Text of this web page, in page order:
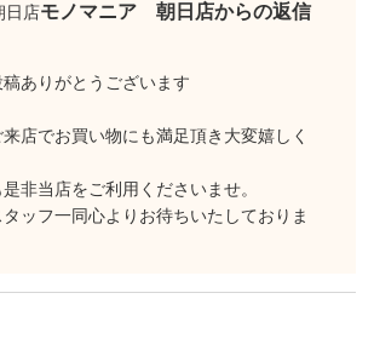
モノマニア 朝日店からの返信
ありがとうございます
店でお買い物にも満足頂き大変嬉しく
非当店をご利用くださいませ。
ッフ一同心よりお待ちいたしておりま